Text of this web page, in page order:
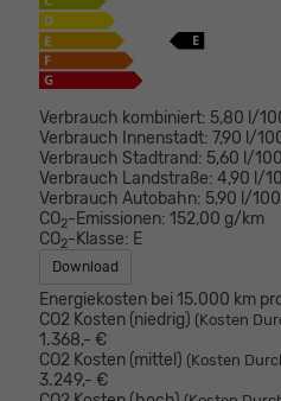
Verbrauch kombiniert: 5,80 l/
Verbrauch Innenstadt: 7,90 l/
Verbrauch Stadtrand: 5,60 l/
Verbrauch Landstraße: 4,90 l/
Verbrauch Autobahn: 5,90 l/
CO2-Emissionen: 152,00 g/km
CO2-Klasse: E
Download
Energiekosten bei 15.000 km
CO2 Kosten (niedrig) (Kosten
1.368,- €
CO2 Kosten (mittel) (Kosten
3.249,- €